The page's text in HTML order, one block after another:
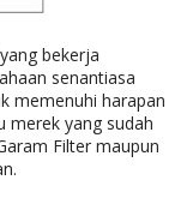
bekerja
senantiasa
memenuhi harapan
merek yang sudah
Filter maupun